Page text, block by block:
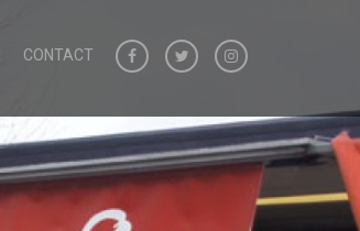
CONTACT